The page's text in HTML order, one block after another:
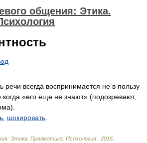
общения: Этика.
речи всегда воспринимается не в пользу
когда «его еще не знают» (подозревают,
шокировать
Этика. Прагматика. Психология 2015